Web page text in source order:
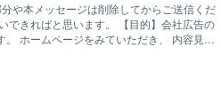
や本メッセージは削除してからご送信くだ
て